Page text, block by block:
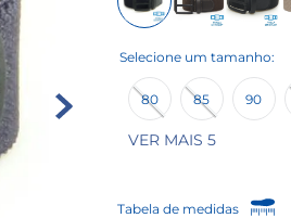
80 85 90
VER MAIS 5
Tabela de medidas